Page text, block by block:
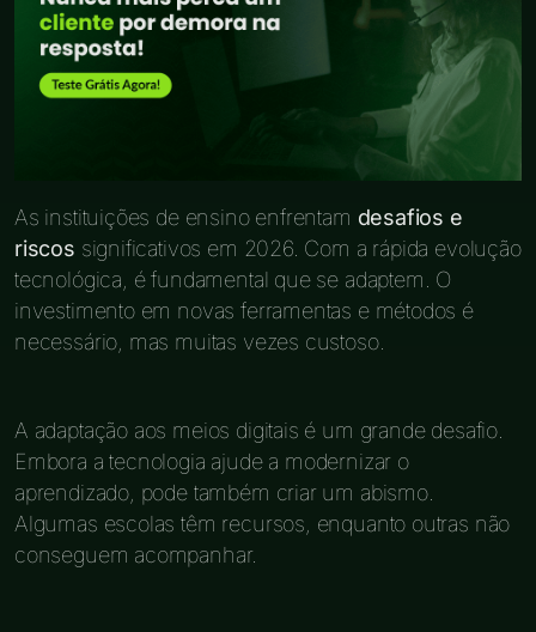
As instituições de ensino enfrentam desafios e
riscos significativos em 2026. Com a rápida evolução
tecnológica, é fundamental que se adaptem. O
investimento em novas ferramentas e métodos é
necessário, mas muitas vezes custoso.
A adaptação aos meios digitais é um grande desafio.
Embora a tecnologia ajude a modernizar o
aprendizado, pode também criar um abismo.
Algumas escolas têm recursos, enquanto outras não
conseguem acompanhar.